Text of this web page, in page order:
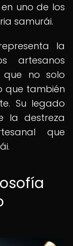
uno de los
samurái.
la
artesanos
que no solo
que también
Su legado
la destreza
que